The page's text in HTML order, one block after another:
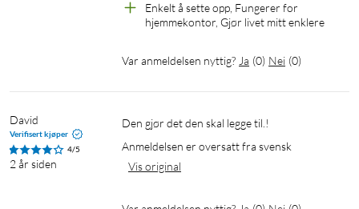
Enkelt å sette opp, Fungerer for
hjemmekontor, Gjør livet mitt enklere
Var anmeldelsen nyttig? Ja (0) Nei (0)
David
Verifisert kjøper
4/5
2 år siden
Den gjør det den skal legge til.!
Anmeldelsen er oversatt fra svensk
Vis original